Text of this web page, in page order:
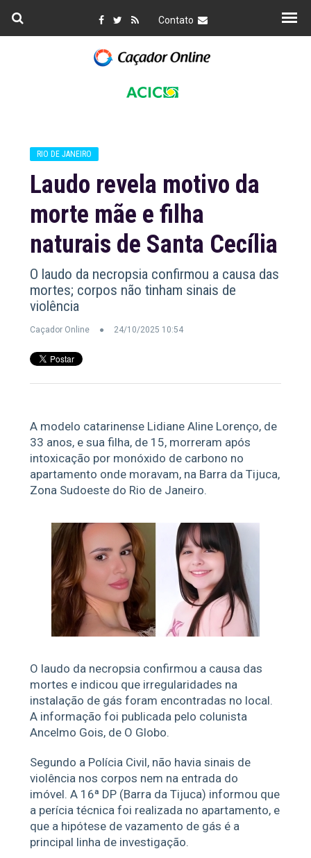
Contato
RIO DE JANEIRO
Laudo revela motivo da
morte mãe e filha
naturais de Santa Cecília
O laudo da necropsia confirmou a causa das
mortes; corpos não tinham sinais de
violência
Caçador Online 24/10/2025 10:54
A modelo catarinense Lidiane Aline Lorenço, de
33 anos, e sua filha, de 15, morreram após
intoxicação por monóxido de carbono no
apartamento onde moravam, na Barra da Tijuca,
Zona Sudoeste do Rio de Janeiro.
O laudo da necropsia confirmou a causa das
mortes e indicou que irregularidades na
instalação de gás foram encontradas no local.
A informação foi publicada pelo colunista
Ancelmo Gois, de O Globo.
Segundo a Polícia Civil, não havia sinais de
violência nos corpos nem na entrada do
imóvel. A 16ª DP (Barra da Tijuca) informou que
a perícia técnica foi realizada no apartamento, e
que a hipótese de vazamento de gás é a
principal linha de investigação.